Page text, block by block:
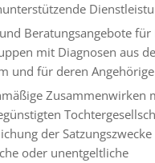
Beratungsangebote für
mit Diagnosen aus
und für deren
Zusammenwirken
der
oder unentgeltliche